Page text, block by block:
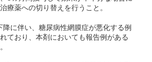
療薬への切り替えを行うこと。
に伴い、糖尿病性網膜症が悪化する例
ており、本剤においても報告例がある